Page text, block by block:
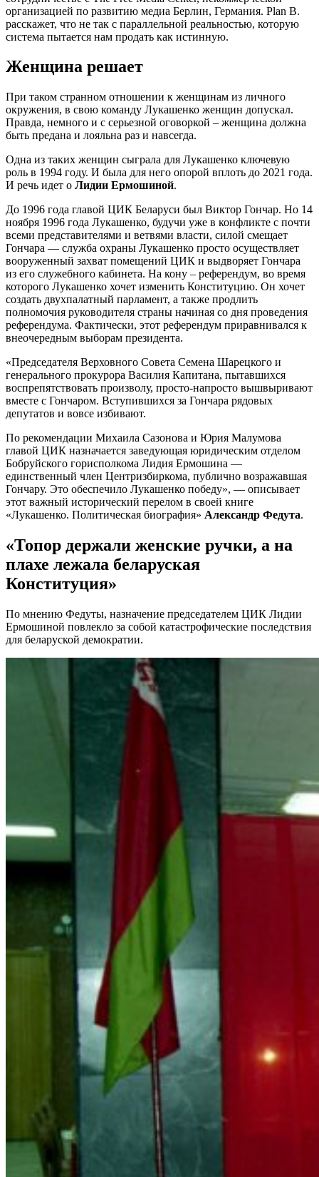
организацией по развитию медиа Берлин, Германия. Plan B.
расскажет, что не так с параллельной реальностью, которую
система пытается нам продать как истинную.
Женщина решает
При таком странном отношении к женщинам из личного
окружения, в свою команду Лукашенко женщин допускал.
Правда, немного и с серьезной оговоркой – женщина должна
быть предана и лояльна раз и навсегда.
Одна из таких женщин сыграла для Лукашенко ключевую
роль в 1994 году. И была для него опорой вплоть до 2021 года.
И речь идет о Лидии Ермошиной.
До 1996 года главой ЦИК Беларуси был Виктор Гончар. Но 14
ноября 1996 года Лукашенко, будучи уже в конфликте с почти
всеми представителями и ветвями власти, силой смещает
Гончара — служба охраны Лукашенко просто осуществляет
вооруженный захват помещений ЦИК и выдворяет Гончара
из его служебного кабинета. На кону – референдум, во время
которого Лукашенко хочет изменить Конституцию. Он хочет
создать двухпалатный парламент, а также продлить
полномочия руководителя страны начиная со дня проведения
референдума. Фактически, этот референдум приравнивался к
внеочередным выборам президента.
«Председателя Верховного Совета Семена Шарецкого и
генерального прокурора Василия Капитана, пытавшихся
воспрепятствовать произволу, просто-напросто вышвыривают
вместе с Гончаром. Вступившихся за Гончара рядовых
депутатов и вовсе избивают.
По рекомендации Михаила Сазонова и Юрия Малумова
главой ЦИК назначается заведующая юридическим отделом
Бобруйского горисполкома Лидия Ермошина —
единственный член Центризбиркома, публично возражавшая
Гончару. Это обеспечило Лукашенко победу», — описывает
этот важный исторический перелом в своей книге
«Лукашенко. Политическая биография» Александр Федута.
«Топор держали женские ручки, а на
плахе лежала беларуская
Конституция»
По мнению Федуты, назначение председателем ЦИК Лидии
Ермошиной повлекло за собой катастрофические последствия
для беларуской демократии.